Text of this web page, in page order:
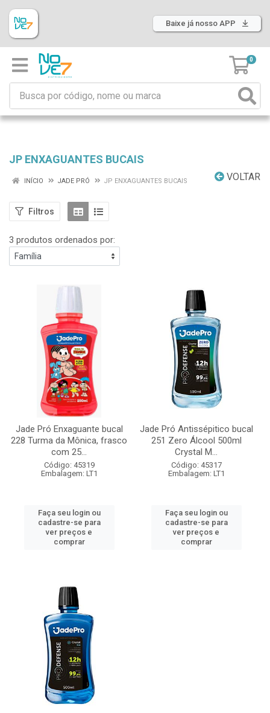
Baixe já nosso APP
0
JP ENXAGUANTES BUCAIS
VOLTAR
INÍCIO JADE PRÓ JP ENXAGUANTES BUCAIS
Filtros
3 produtos ordenados por:
Jade Pró Enxaguante bucal
228 Turma da Mônica, frasco
com 25...
Código: 45319
Embalagem: LT1
Faça seu login ou
cadastre-se para
ver preços e
comprar
Jade Pró Antissépitico bucal
251 Zero Álcool 500ml
Crystal M...
Código: 45317
Embalagem: LT1
Faça seu login ou
cadastre-se para
ver preços e
comprar